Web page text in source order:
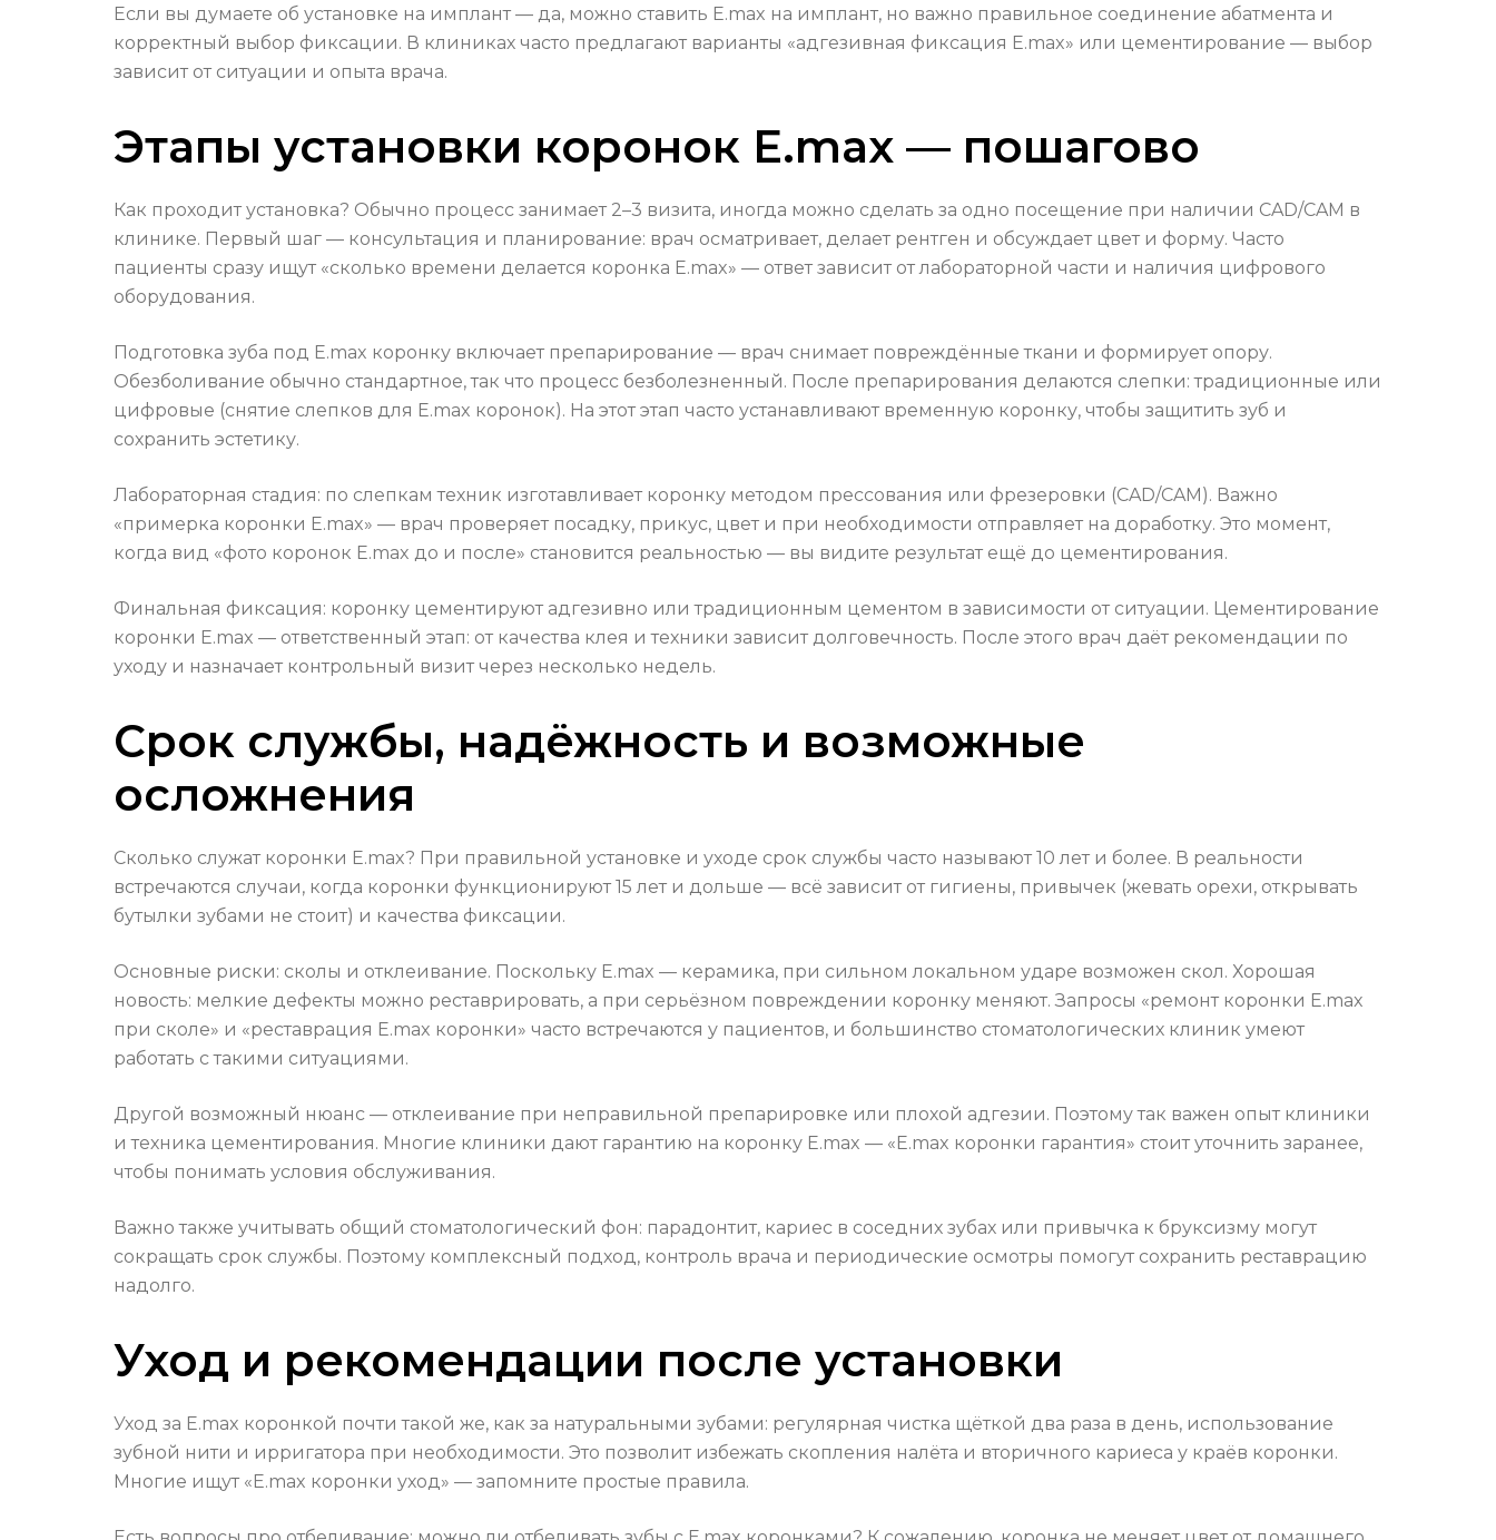
Если вы думаете об установке на имплант — да, можно ставить E.max на имплант, но важно правильное соединение абатмента и
корректный выбор фиксации. В клиниках часто предлагают варианты «адгезивная фиксация E.max» или цементирование — выбор
зависит от ситуации и опыта врача.
Этапы установки коронок E.max — пошагово
Как проходит установка? Обычно процесс занимает 2–3 визита, иногда можно сделать за одно посещение при наличии CAD/CAM в
клинике. Первый шаг — консультация и планирование: врач осматривает, делает рентген и обсуждает цвет и форму. Часто
пациенты сразу ищут «сколько времени делается коронка E.max» — ответ зависит от лабораторной части и наличия цифрового
оборудования.
Подготовка зуба под E.max коронку включает препарирование — врач снимает повреждённые ткани и формирует опору.
Обезболивание обычно стандартное, так что процесс безболезненный. После препарирования делаются слепки: традиционные или
цифровые (снятие слепков для E.max коронок). На этот этап часто устанавливают временную коронку, чтобы защитить зуб и
сохранить эстетику.
Лабораторная стадия: по слепкам техник изготавливает коронку методом прессования или фрезеровки (CAD/CAM). Важно
«примерка коронки E.max» — врач проверяет посадку, прикус, цвет и при необходимости отправляет на доработку. Это момент,
когда вид «фото коронок E.max до и после» становится реальностью — вы видите результат ещё до цементирования.
Финальная фиксация: коронку цементируют адгезивно или традиционным цементом в зависимости от ситуации. Цементирование
коронки E.max — ответственный этап: от качества клея и техники зависит долговечность. После этого врач даёт рекомендации по
уходу и назначает контрольный визит через несколько недель.
Срок службы, надёжность и возможные
осложнения
Сколько служат коронки E.max? При правильной установке и уходе срок службы часто называют 10 лет и более. В реальности
встречаются случаи, когда коронки функционируют 15 лет и дольше — всё зависит от гигиены, привычек (жевать орехи, открывать
бутылки зубами не стоит) и качества фиксации.
Основные риски: сколы и отклеивание. Поскольку E.max — керамика, при сильном локальном ударе возможен скол. Хорошая
новость: мелкие дефекты можно реставрировать, а при серьёзном повреждении коронку меняют. Запросы «ремонт коронки E.max
при сколе» и «реставрация E.max коронки» часто встречаются у пациентов, и большинство стоматологических клиник умеют
работать с такими ситуациями.
Другой возможный нюанс — отклеивание при неправильной препарировке или плохой адгезии. Поэтому так важен опыт клиники
и техника цементирования. Многие клиники дают гарантию на коронку E.max — «E.max коронки гарантия» стоит уточнить заранее,
чтобы понимать условия обслуживания.
Важно также учитывать общий стоматологический фон: парадонтит, кариес в соседних зубах или привычка к бруксизму могут
сокращать срок службы. Поэтому комплексный подход, контроль врача и периодические осмотры помогут сохранить реставрацию
надолго.
Уход и рекомендации после установки
Уход за E.max коронкой почти такой же, как за натуральными зубами: регулярная чистка щёткой два раза в день, использование
зубной нити и ирригатора при необходимости. Это позволит избежать скопления налёта и вторичного кариеса у краёв коронки.
Многие ищут «E.max коронки уход» — запомните простые правила.